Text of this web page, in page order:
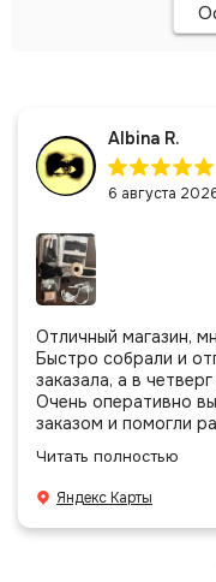
Albina R.
6 августа
Отличный магазин,
Быстро собрали и
заказала, а в
Очень оперативно
заказом и помогли
даже есть
большое команде!
Читать полностью
Яндекс Карты